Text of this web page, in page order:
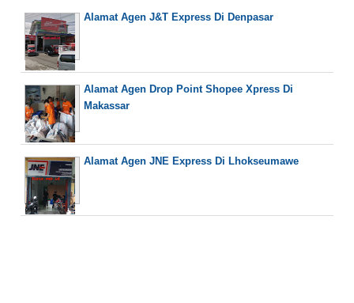
Alamat Agen J&T Express Di Denpasar
Alamat Agen Drop Point Shopee Xpress Di
Makassar
Alamat Agen JNE Express Di Lhokseumawe